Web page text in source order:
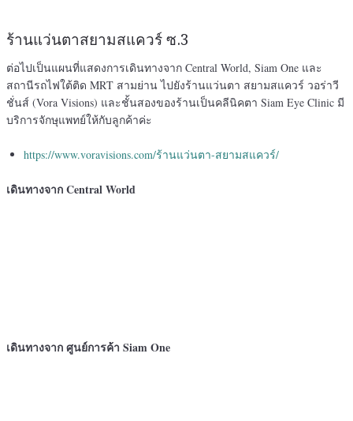
ร้านแว่นตาสยามสแควร์ ซ.3
ต่อไปเป็นแผนที่แสดงการเดินทางจาก Central World, Siam One และ
สถานีรถไฟใต้ติด MRT สามย่าน ไปยังร้านแว่นตา สยามสแควร์ วอร่าวี
ชั่นส์ (Vora Visions) และชั้นสองของร้านเป็นคลีนิคตา Siam Eye Clinic มี
บริการจักษุแพทย์ให้กับลูกค้าค่ะ
https://www.voravisions.com/ร้านแว่นตา-สยามสแควร์/
เดินทางจาก Central World
เดินทางจาก ศูนย์การค้า Siam One